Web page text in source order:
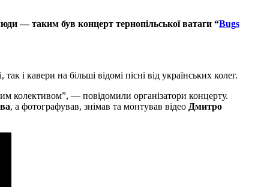
— таким був концерт тернопільської ватаги “Bugs
і кавери на більші відомі пісні від українських колег.
колективом”, — повідомили організатори концерту.
, а фотографував, знімав та монтував відео Дмитро